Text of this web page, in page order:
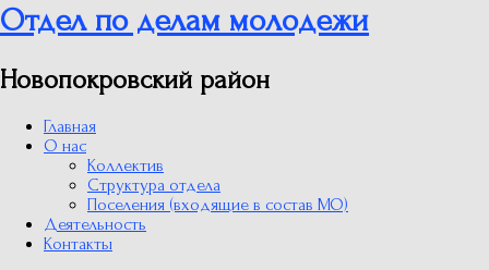
Отдел по делам молодежи
Новопокровский район
Главная
О нас
Коллектив
Структура отдела
Поселения (входящие в состав МО)
Деятельность
Контакты